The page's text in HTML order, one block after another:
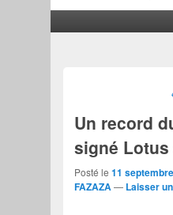
Un record
signé Lotus
Posté le11
FAZAZA— Laisser